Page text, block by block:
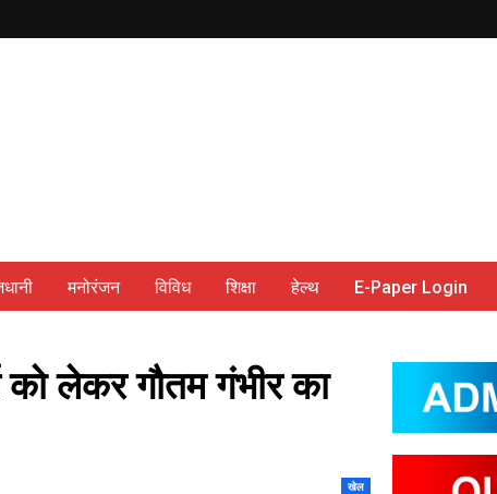
मनोरंजन विविध शिक्षा हेल्थ E-Paper Login
को लेकर गौतम गंभीर का
खेल